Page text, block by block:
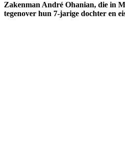
Zakenman André Ohanian, die in
tegenover hun 7-jarige dochter en